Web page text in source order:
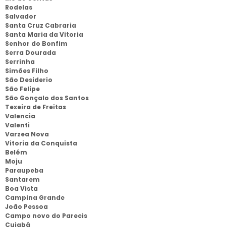
Rodelas
Salvador
Santa Cruz Cabraria
Santa Maria da Vitoria
Senhor do Bonfim
Serra Dourada
Serrinha
Simões Filho
São Desiderio
São Felipe
São Gonçalo dos Santos
Texeira de Freitas
Valencia
Valenti
Varzea Nova
Vitoria da Conquista
Belém
Moju
Paraupeba
Santarem
Boa Vista
Campina Grande
João Pessoa
Campo novo do Parecis
Cuiabá